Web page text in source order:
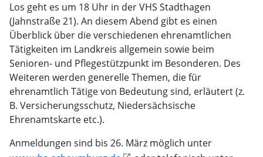
Los geht es um 18 Uhr in der VHS Stadthagen
(Jahnstraße 21). An diesem Abend gibt es einen
Überblick über die verschiedenen ehrenamtlichen
Tätigkeiten im Landkreis allgemein sowie beim
Senioren- und Pflegestützpunkt im Besonderen. Des
Weiteren werden generelle Themen, die für
ehrenamtlich Tätige von Bedeutung sind, erläutert (z.
B. Versicherungsschutz, Niedersächsische
Ehrenamtskarte etc.).
Anmeldungen sind bis 26. März möglich unter